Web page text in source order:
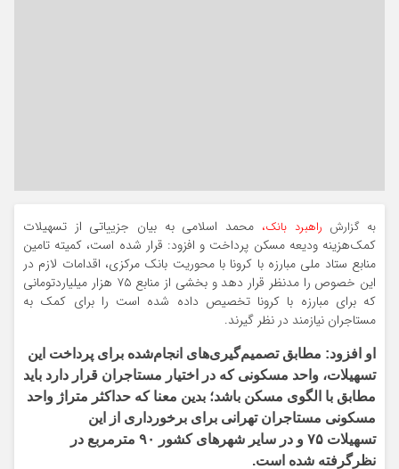
به گزارش راهبرد بانک، محمد اسلامی به بیان جزییاتی از تسهیلات
کمک‌هزینه ودیعه مسکن پرداخت و افزود: قرار شده است، کمیته تامین
منابع ستاد ملی مبارزه با کرونا با محوریت بانک مرکزی، اقدامات لازم در
این خصوص را مدنظر قرار دهد و بخشی از منابع ۷۵ هزار میلیاردتومانی
که برای مبارزه با کرونا تخصیص داده شده است را برای کمک به
مستاجران نیازمند در نظر گیرند.
او افزود: مطابق تصمیم‌گیری‌های انجام‌شده برای پرداخت این
تسهیلات، واحد مسکونی که در اختیار مستاجران قرار دارد باید
مطابق با الگوی مسکن باشد؛ بدین معنا که حداکثر متراژ واحد
مسکونی مستاجران تهرانی برای برخورداری از این
تسهیلات ۷۵ و در سایر شهرهای کشور ۹۰ مترمربع در
نظرگرفته شده است.